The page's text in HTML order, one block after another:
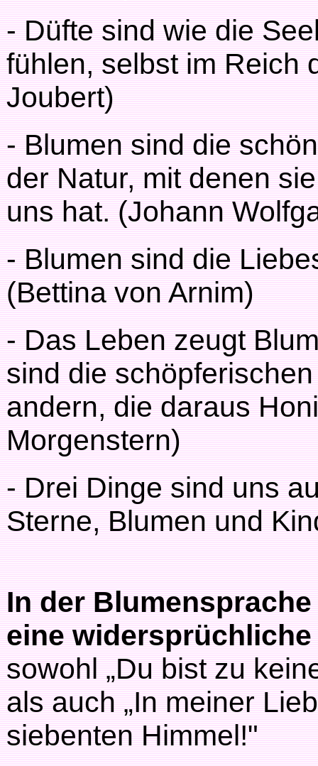
- Düfte sind wie die
fühlen, selbst im Reich
Joubert)
- Blumen sind die
der Natur, mit denen
uns hat. (Johann
- Blumen sind die
(Bettina von Arnim)
- Das Leben zeugt
sind die
andern, die daraus
Morgenstern)
- Drei Dinge sind uns
Sterne, Blumen und
In der
eine
sowohl „Du bist zu
als auch „In meiner
siebenten Himmel!"